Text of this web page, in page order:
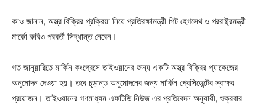
কাও জানান, অস্ত্র বিক্রির প্রক্রিয়া নিয়ে প্রতিরক্ষামন্ত্রী পিট হেগসেথ ও পররাষ্ট্রমন্ত্রী
মার্কো রুবিও পরবর্তী সিদ্ধান্ত নেবেন।
গত জানুয়ারিতে মার্কিন কংগ্রেসে তাইওয়ানের জন্য একটি অস্ত্র বিক্রির প্যাকেজের
অনুমোদন দেওয়া হয়। তবে চূড়ান্ত অনুমোদনের জন্য মার্কিন প্রেসিডেন্টের স্বাক্ষর
প্রয়োজন। তাইওয়ানের গণমাধ্যম এফটিভি নিউজ এর প্রতিবেদন অনুযায়ী, শুক্রবার